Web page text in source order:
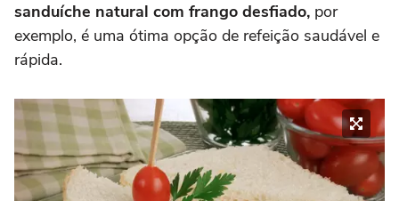
sanduíche natural com frango desfiado, por
exemplo, é uma ótima opção de refeição saudável e
rápida.